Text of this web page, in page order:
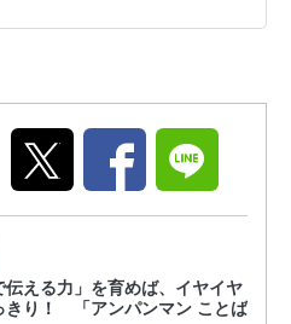
伝える力」を育めば、イヤイヤ
きり！ 「アンパンマン ことば